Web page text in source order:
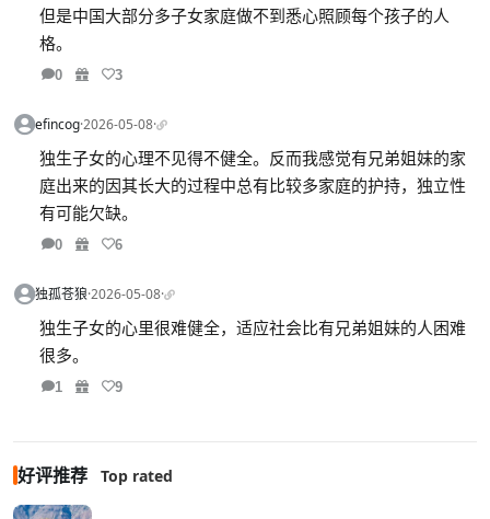
但是中国大部分多子女家庭做不到悉心照顾每个孩子的人
格。
0 3
efincog·2026-05-08·
独生子女的心理不见得不健全。反而我感觉有兄弟姐妹的家
庭出来的因其长大的过程中总有比较多家庭的护持，独立性
有可能欠缺。
0 6
独孤苍狼·2026-05-08·
独生子女的心里很难健全，适应社会比有兄弟姐妹的人困难
很多。
1 9
好评推荐 Top rated